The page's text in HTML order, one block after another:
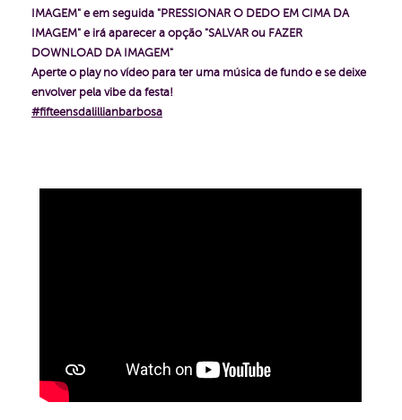
IMAGEM" e em seguida "PRESSIONAR O DEDO EM CIMA DA
IMAGEM" e irá aparecer a opção "SALVAR ou FAZER
DOWNLOAD DA IMAGEM"
Aperte o play no vídeo para ter uma música de fundo e se deixe
envolver pela vibe da festa!
#fifteensdalillianbarbosa